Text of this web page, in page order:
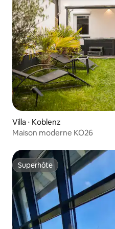
Villa ⋅ Koblenz
Maison moderne KO26
Superhôte
Superhôte